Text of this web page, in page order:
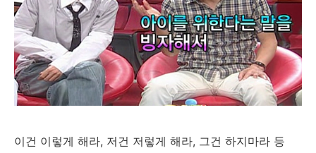
이건 이렇게 해라, 저건 저렇게 해라, 그건 하지마라 등